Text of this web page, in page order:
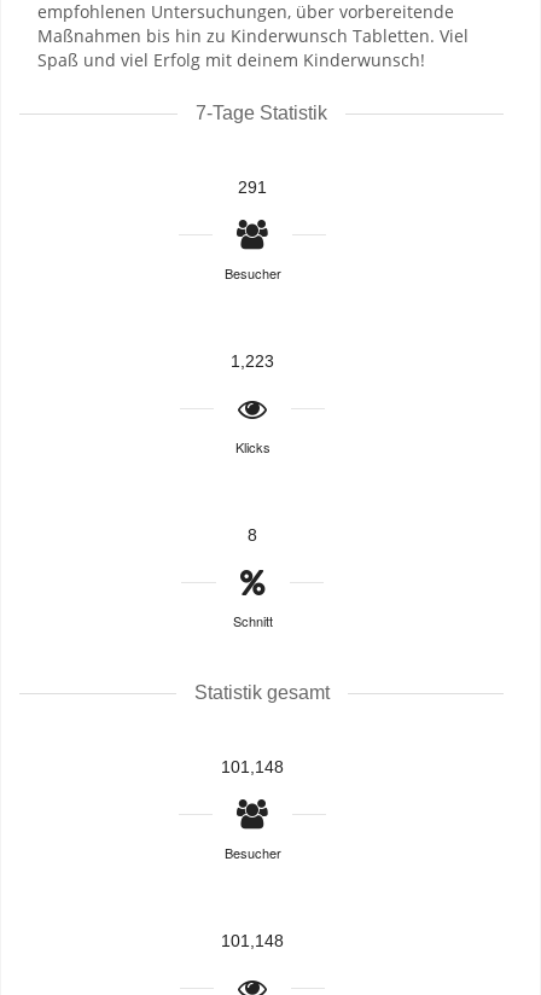
empfohlenen Untersuchungen, über vorbereitende
Maßnahmen bis hin zu Kinderwunsch Tabletten. Viel
Spaß und viel Erfolg mit deinem Kinderwunsch!
7-Tage Statistik
291
Besucher
1,223
Klicks
8
Schnitt
Statistik gesamt
101,148
Besucher
101,148